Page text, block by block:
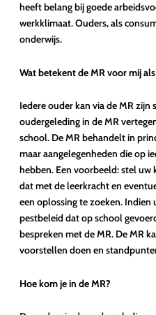
heeft belang bij goede
werkklimaat. Ouders, als
onderwijs.
Wat betekent de MR voor mij
Iedere ouder kan via de MR zijn
oudergeleding in de MR
school. De MR behandelt in
maar aangelegenheden die op
hebben. Een voorbeeld: stel
dat met de leerkracht en
een oplossing te zoeken.
pestbeleid dat op school
bespreken met de MR. De MR
voorstellen doen en
Hoe kom je in de MR?